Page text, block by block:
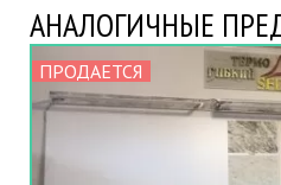
АНАЛОГИЧНЫЕ
ПРОДАЕТСЯ